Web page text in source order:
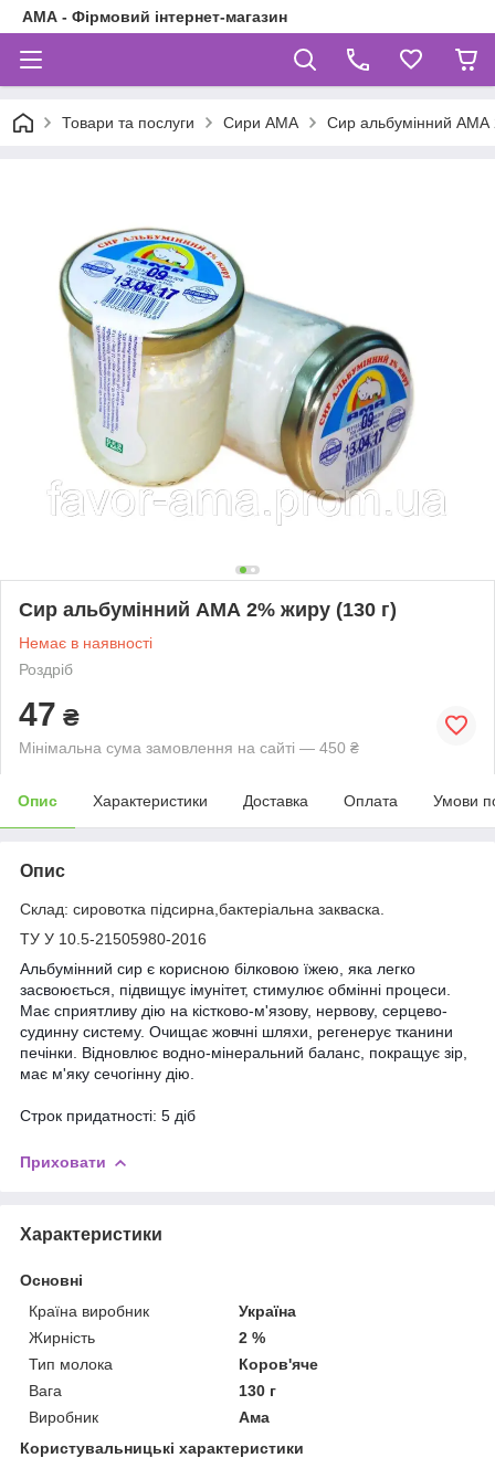
АМА - Фірмовий інтернет-магазин
Товари та послуги Сири АМА Сир альбумінний АМА
Сир альбумінний АМА 2% жиру (130 г)
Немає в наявності
Роздріб
47 ₴
Мінімальна сума замовлення на сайті — 450 ₴
Опис Характеристики Доставка Оплата Умови
Опис
Склад: сировотка підсирна,бактеріальна закваска.
ТУ У 10.5-21505980-2016
Альбумінний сир є корисною білковою їжею, яка легко
засвоюється, підвищує імунітет, стимулює обмінні процеси.
Має сприятливу дію на кістково-м'язову, нервову, серцево-
судинну систему. Очищає жовчні шляхи, регенерує тканини
печінки. Відновлює водно-мінеральний баланс, покращує зір,
має м'яку сечогінну дію.
Строк придатності: 5 діб
Приховати
Характеристики
Основні
Країна виробник
Україна
Жирність
2 %
Тип молока
Коров'яче
Вага
130 г
Виробник
Ама
Користувальницькі характеристики